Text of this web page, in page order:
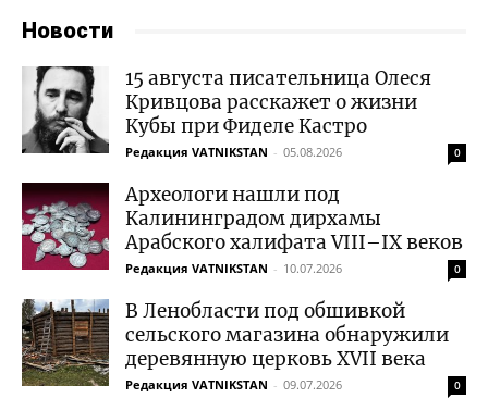
Новости
15 августа писательница Олеся
Кривцова расскажет о жизни
Кубы при Фиделе Кастро
Редакция VATNIKSTAN - 05.08.2026 0
Археологи нашли под
Калининградом дирхамы
Арабского халифата VIII–IX веков
Редакция VATNIKSTAN - 10.07.2026 0
В Ленобласти под обшивкой
сельского магазина обнаружили
деревянную церковь XVII века
Редакция VATNIKSTAN - 09.07.2026 0